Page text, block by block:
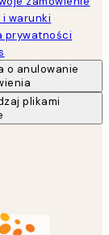
i warunki
prywatności
o anulowanie
plikami